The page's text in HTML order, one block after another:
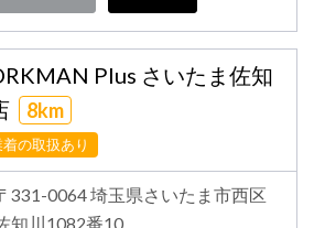
Plus さいたま佐知
8km
の取扱あり
331-0064 埼玉県さいたま市西区
知川1082番10